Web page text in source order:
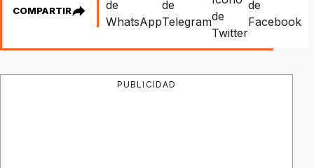
COMPARTIR
PUBLICIDAD